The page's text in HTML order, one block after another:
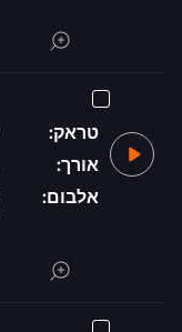
טראק:
אורך:
אלבום: